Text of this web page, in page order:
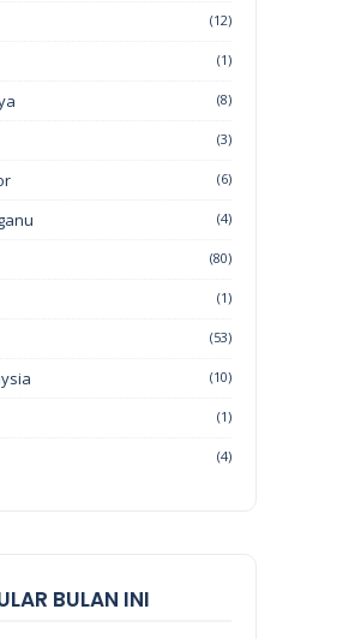
(12)
(1)
(8)
(3)
(6)
(4)
(80)
(1)
(53)
(10)
(1)
(4)
BULAN INI